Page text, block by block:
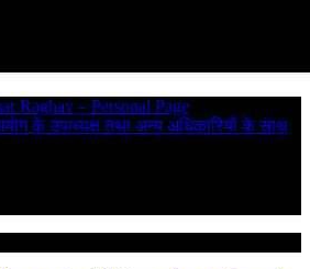
Raghav – Personal Page
के उपाध्यक्ष तथा अन्य अधिकारियों के साथ